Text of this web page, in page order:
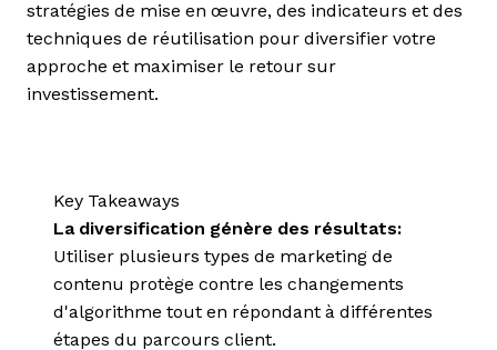
stratégies de mise en œuvre, des indicateurs et des
techniques de réutilisation pour diversifier votre
approche et maximiser le retour sur
investissement.
Key Takeaways
La diversification génère des résultats:
Utiliser plusieurs types de marketing de
contenu protège contre les changements
d'algorithme tout en répondant à différentes
étapes du parcours client.